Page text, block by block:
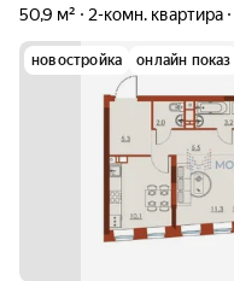
50,9 м² 2-комн. квартира
новостройка онлайн показ